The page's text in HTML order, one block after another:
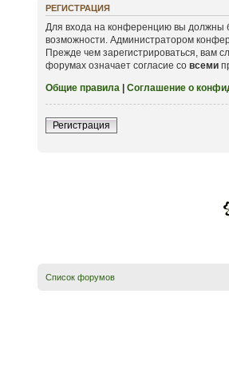
РЕГИСТРАЦИЯ
Для входа на конференцию вы должны
возможности. Администратором
Прежде чем зарегистрироваться, вам
форумах означает согласие со всеми
Общие правила | Соглашение о
Регистрация
Список форумов